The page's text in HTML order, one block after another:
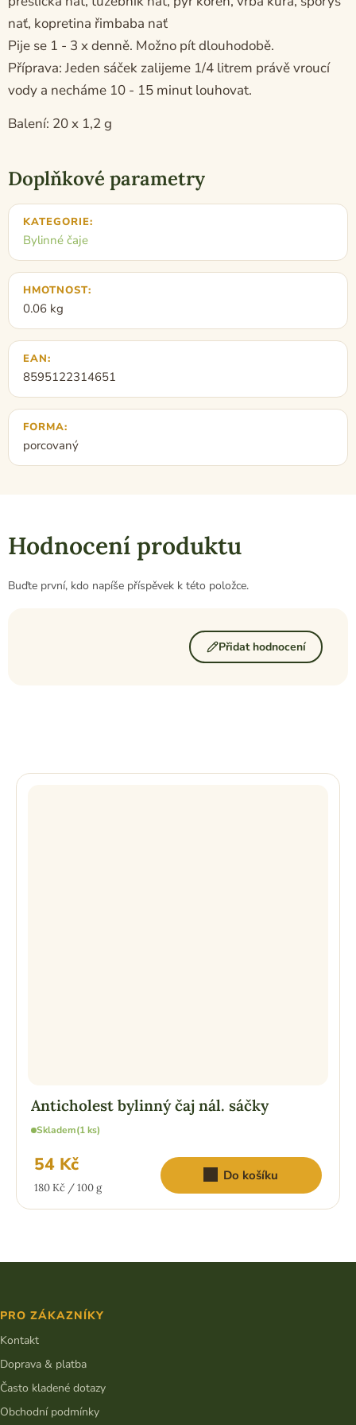
nať, kopretina řimbaba nať
Pije se 1 - 3 x denně. Možno pít dlouhodobě.
Příprava: Jeden sáček zalijeme 1/4 litrem právě vroucí
vody a necháme 10 - 15 minut louhovat.
Balení: 20 x 1,2 g
Doplňkové parametry
KATEGORIE:
Bylinné čaje
HMOTNOST:
0.06 kg
EAN:
8595122314651
FORMA:
porcovaný
Anticholest bylinný čaj nál. sáčky
Skladem(1 ks)
54 Kč
Měrná
180 Kč / 100 g
Do košíku
Hodnocení produktu
Buďte první, kdo napíše příspěvek k této položce.
Přidat hodnocení
a
t
í
PRO ZÁKAZNÍKY
Kontakt
Doprava & platba
Často kladené dotazy
Obchodní podmínky